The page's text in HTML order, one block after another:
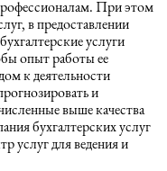
При этом
в предоставлении
услуги
опыт работы ее
к деятельности
и
выше качества
бухгалтерских услуг
услуг для ведения и